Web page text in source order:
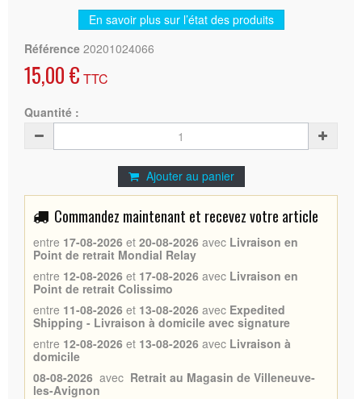
En savoir plus sur l’état des produits
Référence 20201024066
15,00 € TTC
Quantité :
Ajouter au panier
Commandez maintenant et recevez votre article
entre 17-08-2026 et 20-08-2026 avec Livraison en
Point de retrait Mondial Relay
entre 12-08-2026 et 17-08-2026 avec Livraison en
Point de retrait Colissimo
entre 11-08-2026 et 13-08-2026 avec Expedited
Shipping - Livraison à domicile avec signature
entre 12-08-2026 et 13-08-2026 avec Livraison à
domicile
08-08-2026 avec Retrait au Magasin de Villeneuve-
les-Avignon